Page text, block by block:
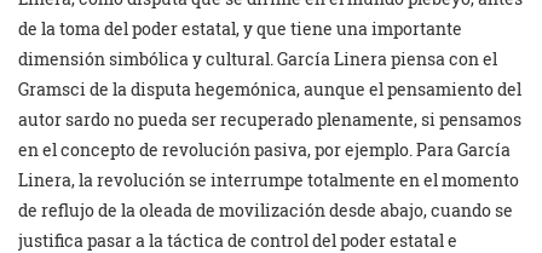
de la toma del poder estatal, y que tiene una importante
dimensión simbólica y cultural. García Linera piensa con el
Gramsci de la disputa hegemónica, aunque el pensamiento del
autor sardo no pueda ser recuperado plenamente, si pensamos
en el concepto de revolución pasiva, por ejemplo. Para García
Linera, la revolución se interrumpe totalmente en el momento
de reflujo de la oleada de movilización desde abajo, cuando se
justifica pasar a la táctica de control del poder estatal e